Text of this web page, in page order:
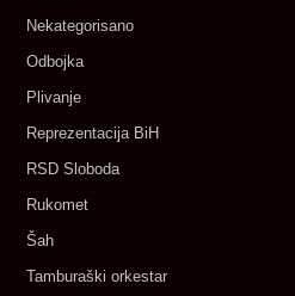
Nekategorisano
Odbojka
Plivanje
Reprezentacija BiH
RSD Sloboda
Rukomet
Šah
Tamburaški orkestar